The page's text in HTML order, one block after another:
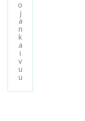
o
j
a
n
k
a
i
v
u
u